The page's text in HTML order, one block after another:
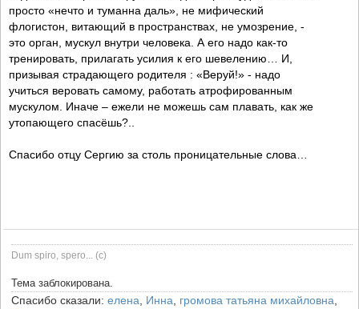
просто «нечто и туманна даль», не мифический
флогистон, витающий в пространствах, не умозрение, -
это орган, мускул внутри человека. А его надо как-то
тренировать, прилагать усилия к его шевелению… И,
призывая страдающего родителя : «Веруй!» - надо
учиться веровать самому, работать атрофированным
мускулом. Иначе – ежели не можешь сам плавать, как же
утопающего спасёшь?..
Спасибо отцу Сергию за столь проницательные слова…
Dum spiro, spero... (c)
Тема заблокирована.
Спасибо сказали: елена Инна громова татьяна михайловна